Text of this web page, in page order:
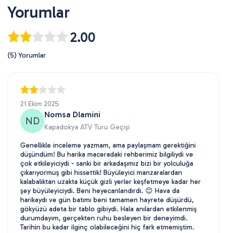
Yorumlar
2.00
(5) Yorumlar
21 Ekim 2025
ND
Nomsa Dlamini
Kapadokya ATV Turu Geçişi
Genellikle inceleme yazmam, ama paylaşmam gerektiğini
düşündüm! Bu harika maceradaki rehberimiz bilgiliydi ve
çok etkileyiciydi - sanki bir arkadaşımız bizi bir yolculuğa
çıkarıyormuş gibi hissettik! Büyüleyici manzaralardan
kalabalıktan uzakta küçük gizli yerler keşfetmeye kadar her
şey büyüleyiciydi. Beni heyecanlandırdı. 😊 Hava da
harikaydı ve gün batımı beni tamamen hayrete düşürdü,
gökyüzü adeta bir tablo gibiydi. Hala anılardan etkilenmiş
durumdayım, gerçekten ruhu besleyen bir deneyimdi.
Tarihin bu kadar ilginç olabileceğini hiç fark etmemiştim.